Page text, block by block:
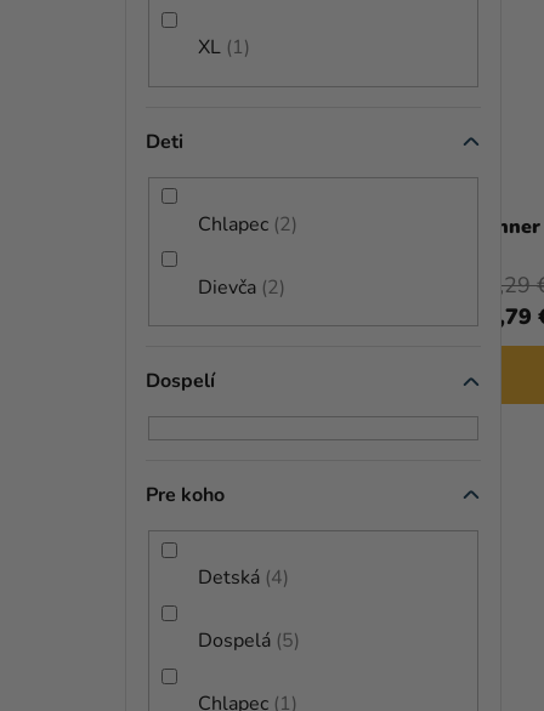
XL 1
Deti
Chlapec 2
Dievča 2
Dospelí
Pre koho
Detská 4
Dospelá 5
Chlapec 1
Banner Harry Potter - Rokfort
14,79
19,29